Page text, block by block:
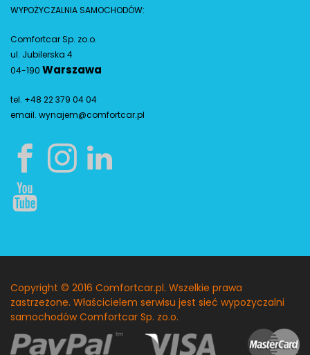
WYPOŻYCZALNIA SAMOCHODÓW:
Comfortcar Sp. zo.o.
ul. Jubilerska 4
04-190 Warszawa
tel. +48 22 379 04 04
email. wynajem@comfortcar.pl
Copyright © 2016 Comfortcar.pl. Wszelkie prawa
zastrzeżone. Właścicielem serwisu jest sieć wypożyczalni
samochodów Comfortcar Sp. zo.o.